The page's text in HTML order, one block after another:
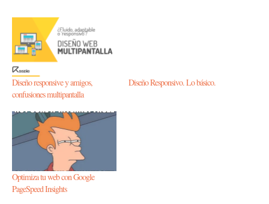
Diseño responsive y amigos,
confusiones multipantalla
Diseño Responsivo. Lo básico.
Optimiza tu web con Google
PageSpeed Insights